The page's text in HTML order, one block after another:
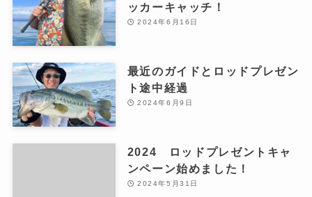
ッカーキャッチ！
2024年6月16日
最近のガイドとロッドプレゼン
ト途中経過
2024年6月9日
2024 ロッドプレゼントキャ
ンペーン始めました！
2024年5月31日